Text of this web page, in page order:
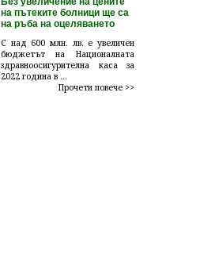
на пътеките болници ще са
на ръба на оцеляването
С над 600 млн. лв. е увеличен
бюджетът на Националната
здравноосигурителна каса за
2022 година в ...
Прочети повече >>